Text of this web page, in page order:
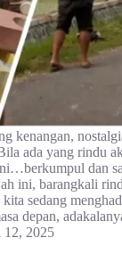
kenangan,
ada yang rindu
dan
ini, barangkali
sedang
depan,
2025